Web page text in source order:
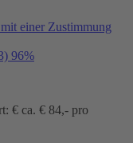
einer Zustimmung
96%
€ ca. € 84,- pro